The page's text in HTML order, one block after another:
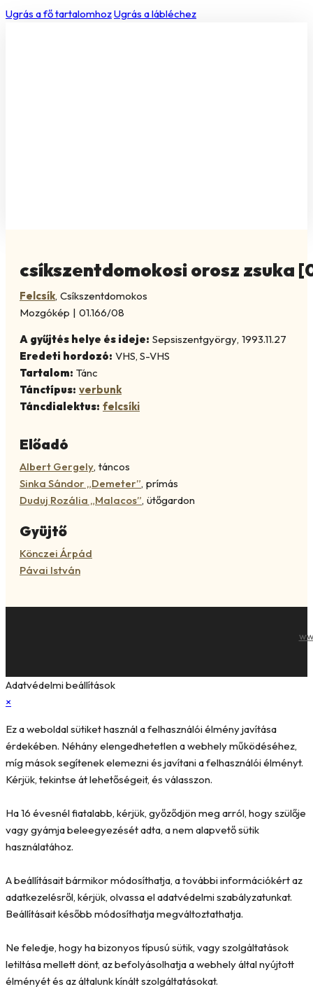
Ugrás a fő tartalomhozUgrás a lábléchez
csíkszentdomokosi orosz zsuka
Felcsík, Csíkszentdomokos
Mozgókép | 01.166/08
A gyűjtés helye és ideje: Sepsiszentgyörgy, 1993.11.27
Eredeti hordozó: VHS, S-VHS
Tartalom: Tánc
Tánctípus: verbunk
Táncdialektus: felcsíki
Előadó
Albert Gergely, táncos
Sinka Sándor „Demeter”, prímás
Duduj Rozália „Malacos”, ütőgardon
Gyüjtő
Könczei Árpád
Pávai István
Adatvédelmi beállítások
×
Ez a weboldal sütiket használ a felhasználói élmény javítása
érdekében. Néhány elengedhetetlen a webhely működéséhez,
míg mások segítenek elemezni és javítani a felhasználói élményt.
Kérjük, tekintse át lehetőségeit, és válasszon.
Ha 16 évesnél fiatalabb, kérjük, győződjön meg arról, hogy szülője
vagy gyámja beleegyezését adta, a nem alapvető sütik
használatához.
A beállításait bármikor módosíthatja, a további információkért az
adatkezelésről, kérjük, olvassa el adatvédelmi szabályzatunkat.
Beállításait később módosíthatja megváltoztathatja.
Ne feledje, hogy ha bizonyos típusú sütik, vagy szolgáltatások
letiltása mellett dönt, az befolyásolhatja a webhely által nyújtott
élményét és az általunk kínált szolgáltatásokat.